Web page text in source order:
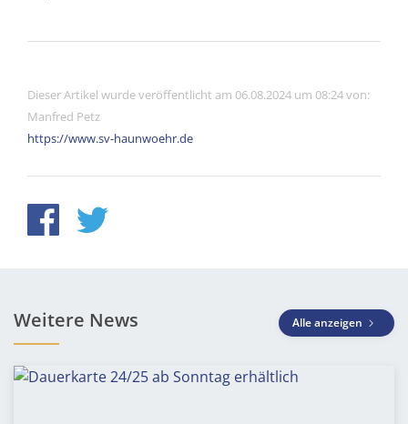
Dieser Artikel wurde veröffentlicht am 06.08.2024 um 08:24 von:
Manfred Petz
https://www.sv-haunwoehr.de
Weitere News Alle anzeigen